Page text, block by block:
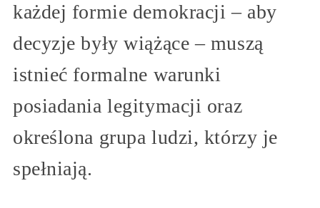
każdej formie demokracji – aby
decyzje były wiążące – muszą
istnieć formalne warunki
posiadania legitymacji oraz
określona grupa ludzi, którzy je
spełniają.